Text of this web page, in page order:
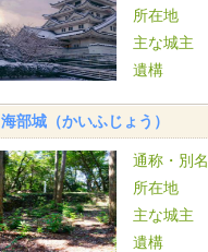
所在地
主な城主
遺構
海部城（かいふじょう）
通称・別名
所在地
主な城主
遺構